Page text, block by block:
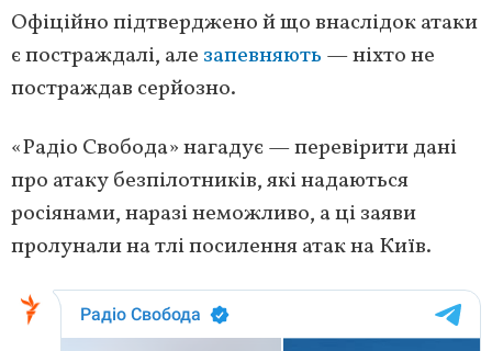
Офіційно підтверджено й що внаслідок атаки
є постраждалі, але запевняють — ніхто не
постраждав серйозно.
«Радіо Свобода» нагадує — перевірити дані
про атаку безпілотників, які надаються
росіянами, наразі неможливо, а ці заяви
пролунали на тлі посилення атак на Київ.